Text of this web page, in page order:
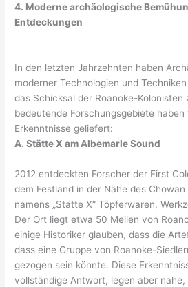
4. Moderne archäologische
Entdeckungen
In den letzten Jahrzehnten haben
moderner Technologien und
das Schicksal der Roanoke-Kolonisten
bedeutende Forschungsgebiete haben
Erkenntnisse geliefert:
A. Stätte X am Albemarle Sound
2012 entdeckten Forscher der First
dem Festland in der Nähe des
namens „Stätte X“ Töpferwaren,
Der Ort liegt etwa 50 Meilen von
einige Historiker glauben, dass die
dass eine Gruppe von Roanoke-
gezogen sein könnte. Diese
vollständige Antwort, legen aber nahe,